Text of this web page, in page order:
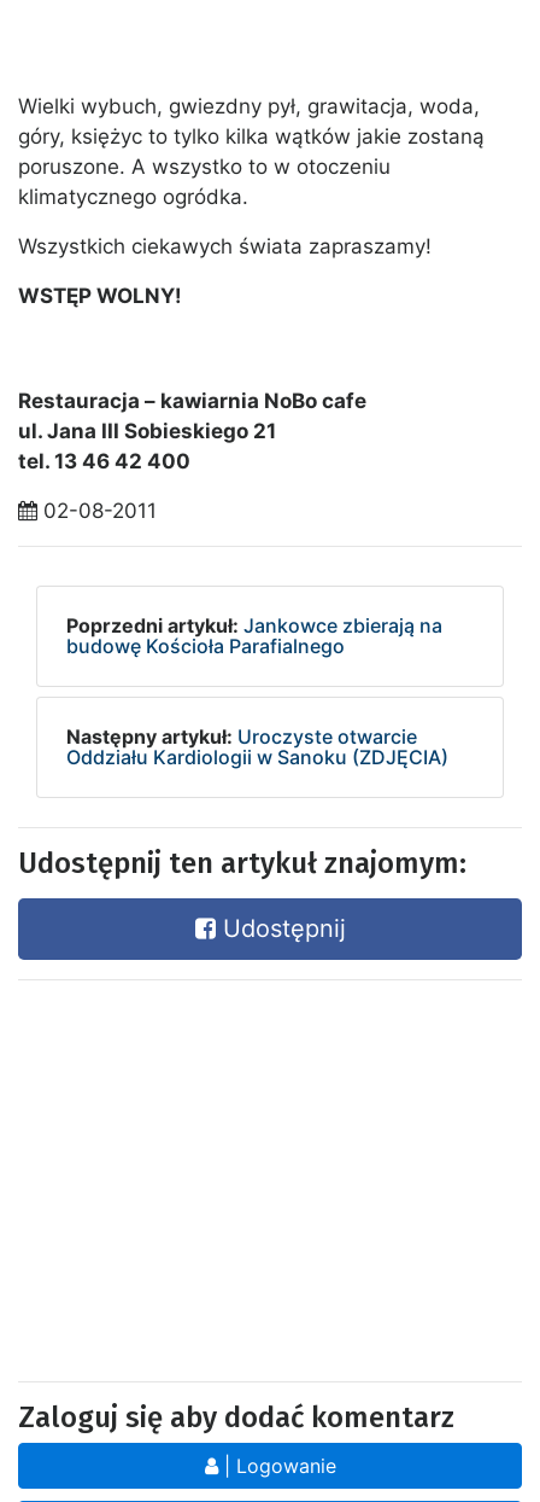
Wielki wybuch, gwiezdny pył, grawitacja, woda,
góry, księżyc to tylko kilka wątków jakie zostaną
poruszone. A wszystko to w otoczeniu
klimatycznego ogródka.
Wszystkich ciekawych świata zapraszamy!
WSTĘP WOLNY!
Restauracja – kawiarnia NoBo cafe
ul. Jana III Sobieskiego 21
tel. 13 46 42 400
02-08-2011
Poprzedni artykuł: Jankowce zbierają na
budowę Kościoła Parafialnego
Następny artykuł: Uroczyste otwarcie
Oddziału Kardiologii w Sanoku (ZDJĘCIA)
Udostępnij ten artykuł znajomym:
Udostępnij
Zaloguj się aby dodać komentarz
| Logowanie